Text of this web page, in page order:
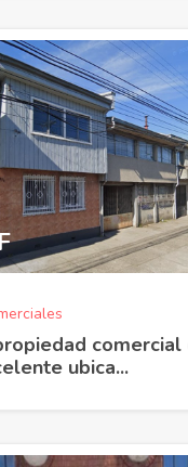
comercial
ubica...